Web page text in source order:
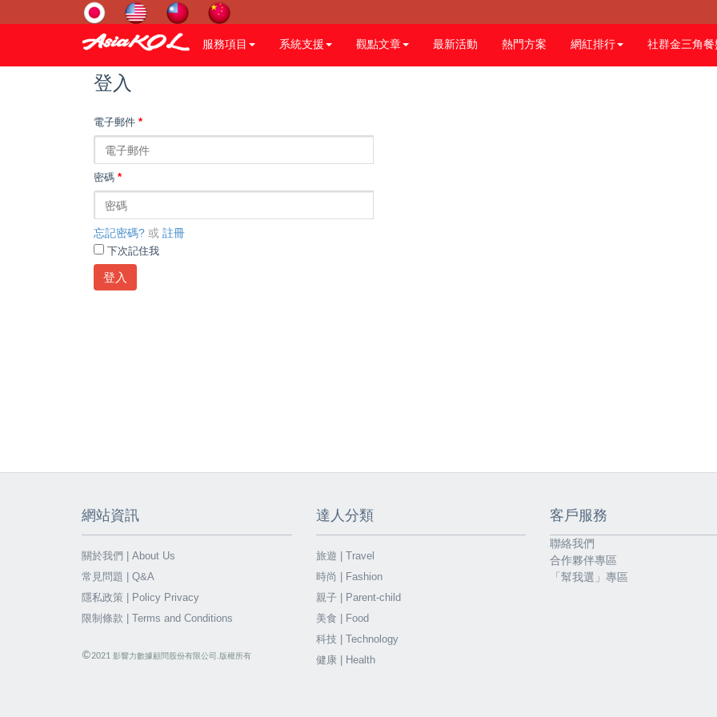
服務項目 系統支援 觀點文章 最新活動 熱門方案 網紅排行 社群金三角
登入
電子郵件 *
密碼 *
忘記密碼? 或 註冊
下次記住我
登入
網站資訊
關於我們 | About Us
常見問題 | Q&A
隱私政策 | Policy Privacy
限制條款 | Terms and Conditions
©2021 影響力數據顧問股份有限公司.版權所有
達人分類
旅遊 | Travel
時尚 | Fashion
親子 | Parent-child
美食 | Food
科技 | Technology
健康 | Health
客戶服務
聯絡我們
合作夥伴專區
「幫我選」專區